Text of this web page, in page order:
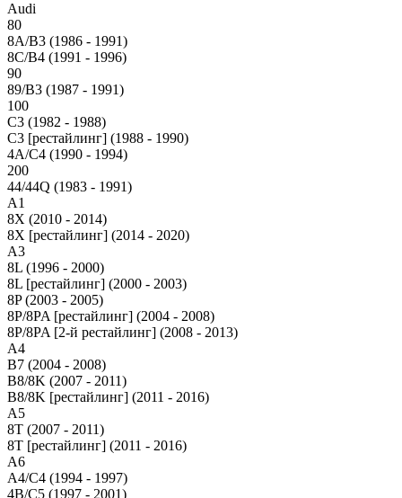
Audi
80
8A/B3 (1986 - 1991)
8C/B4 (1991 - 1996)
90
89/B3 (1987 - 1991)
100
С3 (1982 - 1988)
С3 [рестайлинг] (1988 - 1990)
4A/C4 (1990 - 1994)
200
44/44Q (1983 - 1991)
A1
8X (2010 - 2014)
8X [рестайлинг] (2014 - 2020)
A3
8L (1996 - 2000)
8L [рестайлинг] (2000 - 2003)
8P (2003 - 2005)
8P/8PA [рестайлинг] (2004 - 2008)
8P/8PA [2-й рестайлинг] (2008 - 2013)
A4
B7 (2004 - 2008)
B8/8K (2007 - 2011)
B8/8K [рестайлинг] (2011 - 2016)
A5
8T (2007 - 2011)
8T [рестайлинг] (2011 - 2016)
A6
A4/C4 (1994 - 1997)
4B/C5 (1997 - 2001)